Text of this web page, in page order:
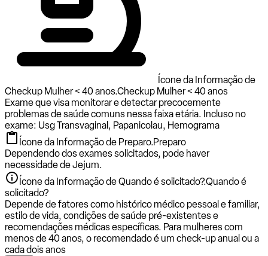
Ícone da Informação de
Checkup Mulher < 40 anos.Checkup Mulher < 40 anos
Exame que visa monitorar e detectar precocemente
problemas de saúde comuns nessa faixa etária. Incluso no
exame: Usg Transvaginal, Papanicolau, Hemograma
Ícone da Informação de Preparo.Preparo
Dependendo dos exames solicitados, pode haver
necessidade de Jejum.
Ícone da Informação de Quando é solicitado?.Quando é
solicitado?
Depende de fatores como histórico médico pessoal e familiar,
estilo de vida, condições de saúde pré-existentes e
recomendações médicas específicas. Para mulheres com
menos de 40 anos, o recomendado é um check-up anual ou a
cada dois anos